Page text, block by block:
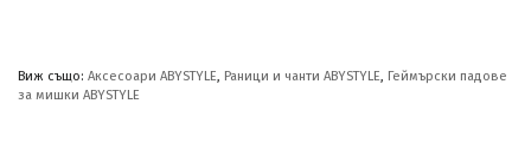
Виж също: Аксесоари ABYSTYLE, Раници и чанти ABYSTYLE, Геймърски падове
за мишки ABYSTYLE